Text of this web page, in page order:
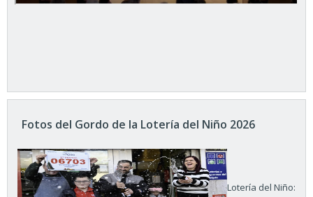
Fotos del Gordo de la Lotería del Niño 2026
Lotería del Niño: